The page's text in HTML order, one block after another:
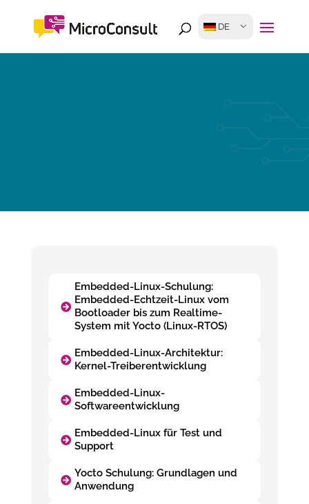
DE
Embedded-Linux-Schulung:
Embedded-Echtzeit-Linux vom
Bootloader bis zum Realtime-
System mit Yocto (Linux-RTOS)
Embedded-Linux-Architektur:
Kernel-Treiberentwicklung
Embedded-Linux-
Softwareentwicklung
Embedded-Linux für Test und
Support
Yocto Schulung: Grundlagen und
Anwendung